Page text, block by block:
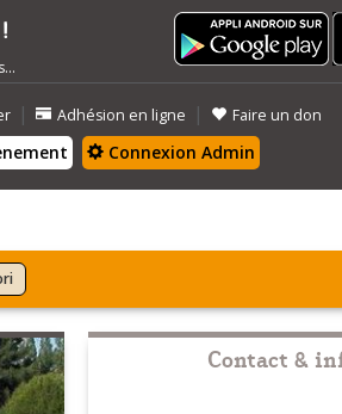
| Adhésion en ligne | Faire un don
Connexion Admin
Contact &